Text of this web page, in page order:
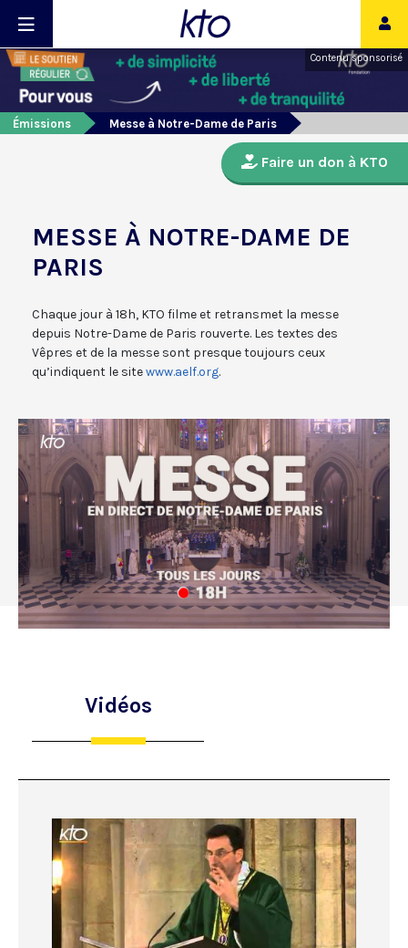
Contenu sponsorisé
Émissions Messe à Notre-Dame de Paris
Faire un don à KTO
MESSE À NOTRE-DAME DE
PARIS
Chaque jour à 18h, KTO filme et retransmet la messe
depuis Notre-Dame de Paris rouverte. Les textes des
Vêpres et de la messe sont presque toujours ceux
qu’indiquent le sitewww.aelf.org.
Vidéos